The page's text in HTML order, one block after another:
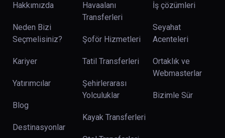
Hakkımızda
Neden Bizi
Seçmelisiniz?
Kariyer
Yatırımcılar
Blog
Destinasyonlar
Havaalanı
Transferleri
Şoför Hizmetleri
Tatil Transferleri
Şehirlerarası
Yolculuklar
Kayak Transferleri
İş çözümleri
Seyahat
Acenteleri
Ortaklık ve
Webmasterlar
Bizimle Sür